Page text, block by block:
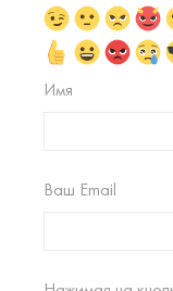
Имя
Ваш Email